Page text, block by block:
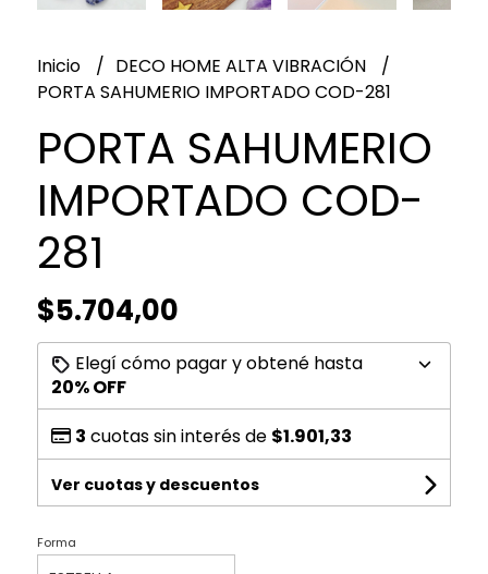
Inicio
DECO HOME ALTA VIBRACIÓN
PORTA SAHUMERIO IMPORTADO COD-281
PORTA SAHUMERIO
IMPORTADO COD-
281
$5.704,00
Elegí cómo pagar y obtené hasta
20% OFF
3 cuotas sin interés de $1.901,33
Ver cuotas y descuentos
Forma